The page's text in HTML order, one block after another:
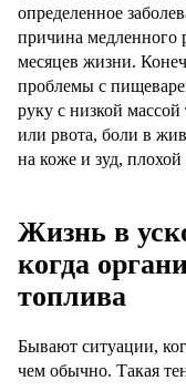
определенное
причина медленного
месяцев жизни.
проблемы с
руку с низкой
или рвота, боли в
на коже и зуд,
Жизнь в
когда
топлива
Бывают ситуации,
чем обычно. Такая